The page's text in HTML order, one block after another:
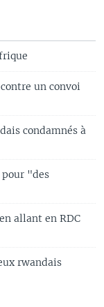
un convoi
condamnés à
pour "des
allant en RDC
rwandais